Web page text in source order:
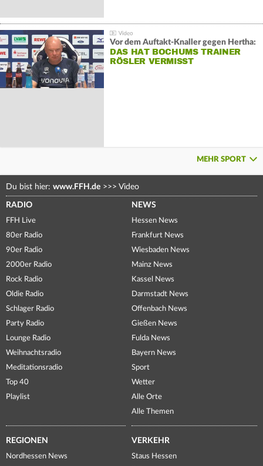
Vor dem Auftakt-Knaller gegen Hertha:
DAS HAT BOCHUMS TRAINER
RÖSLER VERMISST
MEHR SPORT
Du bist hier: www.FFH.de >>> Video
RADIO
FFH Live
80er Radio
90er Radio
2000er Radio
Rock Radio
Oldie Radio
Schlager Radio
Party Radio
Lounge Radio
Weihnachtsradio
Meditationsradio
Top 40
Playlist
NEWS
Hessen News
Frankfurt News
Wiesbaden News
Mainz News
Kassel News
Darmstadt News
Offenbach News
Gießen News
Fulda News
Bayern News
Sport
Wetter
Alle Orte
Alle Themen
REGIONEN
Nordhessen News
VERKEHR
Staus Hessen